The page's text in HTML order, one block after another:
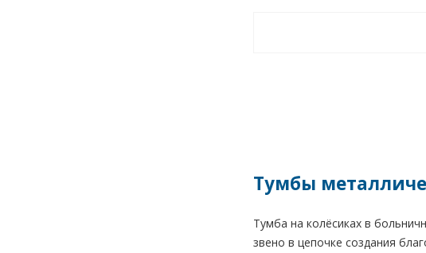
Тумбы
Тумба на колёсиках в
звено в цепочке создания